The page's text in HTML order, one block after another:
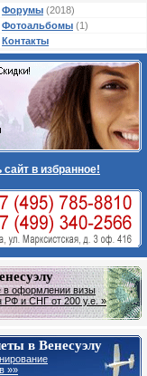
Форумы (2018)
Фотоальбомы (1)
Контакты
сайт в избранное!
в оформлении визы
РФ и СНГ от 200 у.е. »
в Венесуэлу
»»